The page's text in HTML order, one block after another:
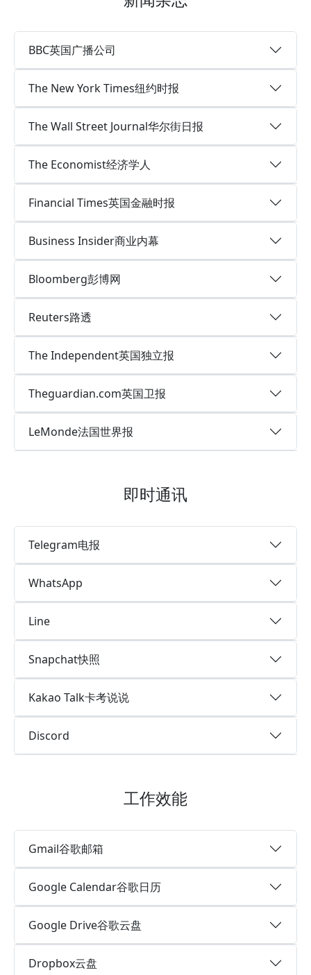
BBC英国广播公司
The New York Times纽约时报
The Wall Street Journal华尔街日报
The Economist经济学人
Financial Times英国金融时报
Business Insider商业内幕
Bloomberg彭博网
Reuters路透
The Independent英国独立报
Theguardian.com英国卫报
LeMonde法国世界报
即时通讯
Telegram电报
WhatsApp
Line
Snapchat快照
Kakao Talk卡考说说
Discord
工作效能
Gmail谷歌邮箱
Google Calendar谷歌日历
Google Drive谷歌云盘
Dropbox云盘